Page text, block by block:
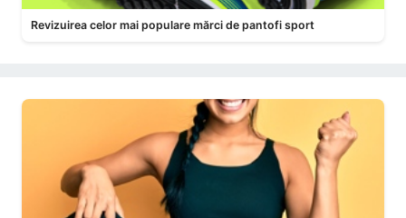
Revizuirea celor mai populare mărci de pantofi sport